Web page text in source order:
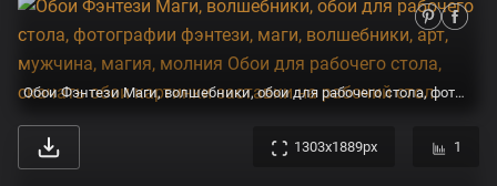
Обои Фэнтези Маги, волшебники, обои для рабочего стола, фотографии фэнтези, маги, волшебники, арт, мужчина, магия, молния Обои для рабочего стола, скачать обои картинки заставки на рабочий стол.
1303x1889px 1